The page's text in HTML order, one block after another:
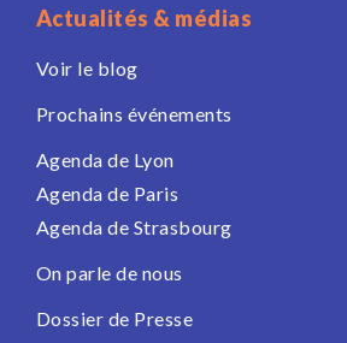
Actualités & médias
Voir le blog
Prochains événements
Agenda de Lyon
Agenda de Paris
Agenda de Strasbourg
On parle de nous
Dossier de Presse